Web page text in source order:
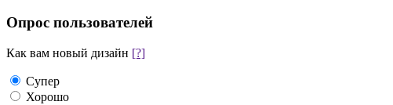
Опрос пользователей
Как вам новый дизайн [?]
Супер
Хорошо